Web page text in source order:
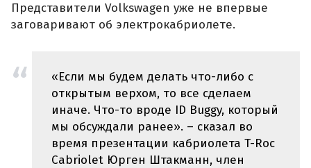
Представители Volkswagen уже не впервые
заговаривают об электрокабриолете.
«Если мы будем делать что-либо с
открытым верхом, то все сделаем
иначе. Что-то вроде ID Buggy, который
мы обсуждали ранее». – сказал во
время презентации кабриолета T-Roc
Cabriolet Юрген Штакманн, член